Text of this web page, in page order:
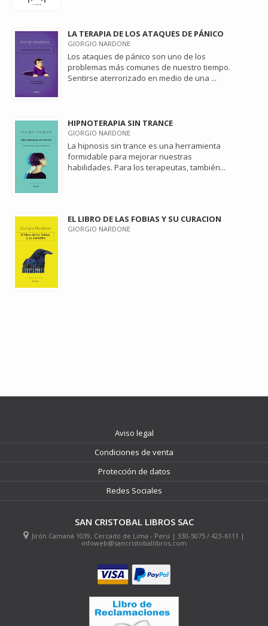
LA TERAPIA DE LOS ATAQUES DE PÁNICO
GIORGIO NARDONE
Los ataques de pánico son uno de los
problemas más comunes de nuestro tiempo.
Sentirse aterrorizado en medio de una ...
HIPNOTERAPIA SIN TRANCE
GIORGIO NARDONE
La hipnosis sin trance es una herramienta
formidable para mejorar nuestras
habilidades. Para los terapeutas, también...
EL LIBRO DE LAS FOBIAS Y SU CURACION
GIORGIO NARDONE
Aviso legal
Condiciones de venta
Protección de datos
Redes Sociales
SAN CRISTOBAL LIBROS SAC
Jirón Camaná 1039, Cercado de Lima - Perú | 330-5075 / 423-6111 |
infoweb@sancristoballibros.com